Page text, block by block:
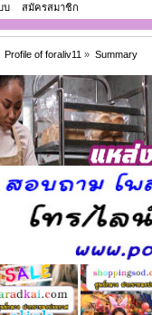
บ สมัครสมาชิก
Profile of foraliv11 » Summary